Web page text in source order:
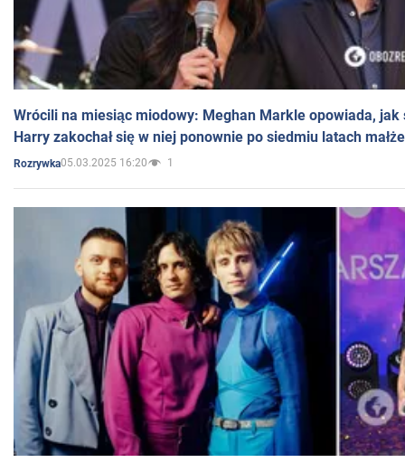
Wrócili na miesiąc miodowy: Meghan Markle opowiada, jak
Harry zakochał się w niej ponownie po siedmiu latach
Rozrywka05.03.2025 16:20 1